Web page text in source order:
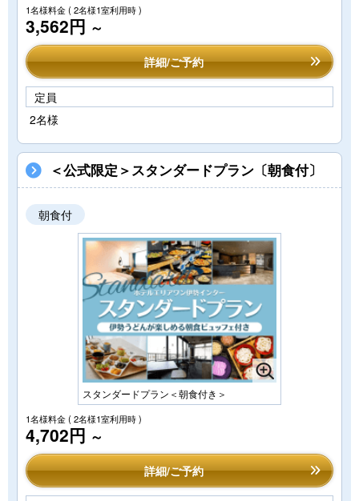
1名様料金( 2名様1室利用時 )
3,562円 ～
詳細/ご予約
定員
2名様
＜公式限定＞スタンダードプラン〔朝食付〕
朝食付
スタンダードプラン＜朝食付き＞
1名様料金( 2名様1室利用時 )
4,702円 ～
詳細/ご予約